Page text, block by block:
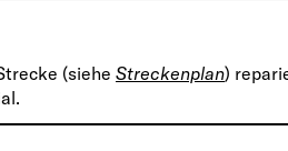
(siehe Streckenplan)